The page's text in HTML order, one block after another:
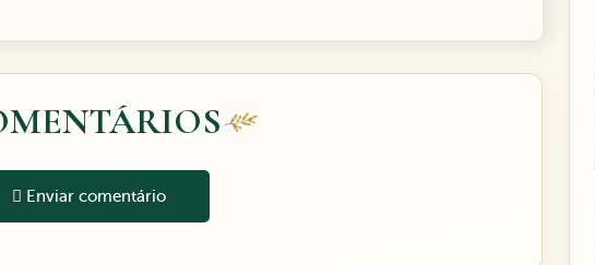
Enviar comentário